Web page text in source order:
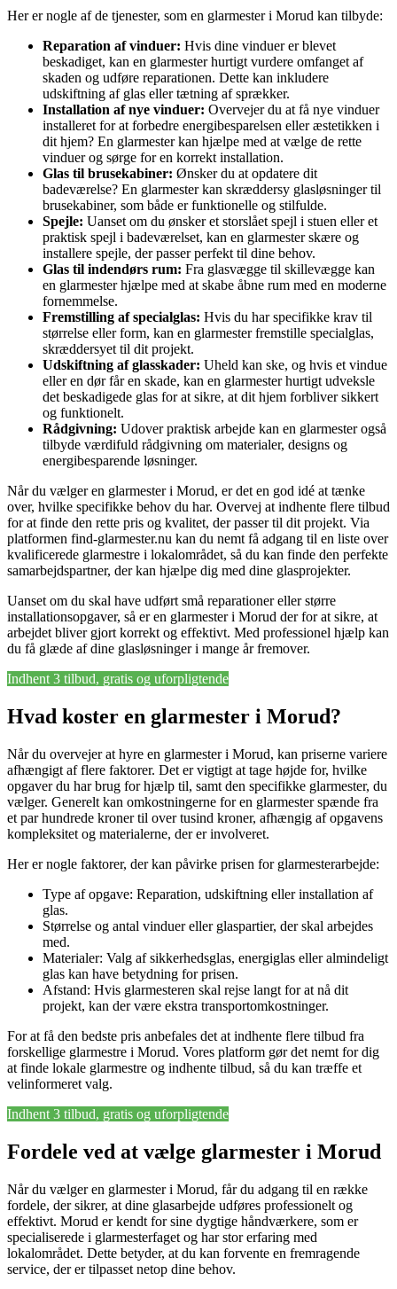
Her er nogle af de tjenester, som en glarmester i Morud kan tilbyde:
Reparation af vinduer: Hvis dine vinduer er blevet
beskadiget, kan en glarmester hurtigt vurdere omfanget af
skaden og udføre reparationen. Dette kan inkludere
udskiftning af glas eller tætning af sprækker.
Installation af nye vinduer: Overvejer du at få nye vinduer
installeret for at forbedre energibesparelsen eller æstetikken i
dit hjem? En glarmester kan hjælpe med at vælge de rette
vinduer og sørge for en korrekt installation.
Glas til brusekabiner: Ønsker du at opdatere dit
badeværelse? En glarmester kan skræddersy glasløsninger til
brusekabiner, som både er funktionelle og stilfulde.
Spejle: Uanset om du ønsker et storslået spejl i stuen eller et
praktisk spejl i badeværelset, kan en glarmester skære og
installere spejle, der passer perfekt til dine behov.
Glas til indendørs rum: Fra glasvægge til skillevægge kan
en glarmester hjælpe med at skabe åbne rum med en moderne
fornemmelse.
Fremstilling af specialglas: Hvis du har specifikke krav til
størrelse eller form, kan en glarmester fremstille specialglas,
skræddersyet til dit projekt.
Udskiftning af glasskader: Uheld kan ske, og hvis et vindue
eller en dør får en skade, kan en glarmester hurtigt udveksle
det beskadigede glas for at sikre, at dit hjem forbliver sikkert
og funktionelt.
Rådgivning: Udover praktisk arbejde kan en glarmester også
tilbyde værdifuld rådgivning om materialer, designs og
energibesparende løsninger.
Når du vælger en glarmester i Morud, er det en god idé at tænke
over, hvilke specifikke behov du har. Overvej at indhente flere tilbud
for at finde den rette pris og kvalitet, der passer til dit projekt. Via
platformen find-glarmester.nu kan du nemt få adgang til en liste over
kvalificerede glarmestre i lokalområdet, så du kan finde den perfekte
samarbejdspartner, der kan hjælpe dig med dine glasprojekter.
Uanset om du skal have udført små reparationer eller større
installationsopgaver, så er en glarmester i Morud der for at sikre, at
arbejdet bliver gjort korrekt og effektivt. Med professionel hjælp kan
du få glæde af dine glasløsninger i mange år fremover.
Indhent 3 tilbud, gratis og uforpligtende
Hvad koster en glarmester i Morud?
Når du overvejer at hyre en glarmester i Morud, kan priserne variere
afhængigt af flere faktorer. Det er vigtigt at tage højde for, hvilke
opgaver du har brug for hjælp til, samt den specifikke glarmester, du
vælger. Generelt kan omkostningerne for en glarmester spænde fra
et par hundrede kroner til over tusind kroner, afhængig af opgavens
kompleksitet og materialerne, der er involveret.
Her er nogle faktorer, der kan påvirke prisen for glarmesterarbejde:
Type af opgave: Reparation, udskiftning eller installation af
glas.
Størrelse og antal vinduer eller glaspartier, der skal arbejdes
med.
Materialer: Valg af sikkerhedsglas, energiglas eller almindeligt
glas kan have betydning for prisen.
Afstand: Hvis glarmesteren skal rejse langt for at nå dit
projekt, kan der være ekstra transportomkostninger.
For at få den bedste pris anbefales det at indhente flere tilbud fra
forskellige glarmestre i Morud. Vores platform gør det nemt for dig
at finde lokale glarmestre og indhente tilbud, så du kan træffe et
velinformeret valg.
Indhent 3 tilbud, gratis og uforpligtende
Fordele ved at vælge glarmester i Morud
Når du vælger en glarmester i Morud, får du adgang til en række
fordele, der sikrer, at dine glasarbejde udføres professionelt og
effektivt. Morud er kendt for sine dygtige håndværkere, som er
specialiserede i glarmesterfaget og har stor erfaring med
lokalområdet. Dette betyder, at du kan forvente en fremragende
service, der er tilpasset netop dine behov.